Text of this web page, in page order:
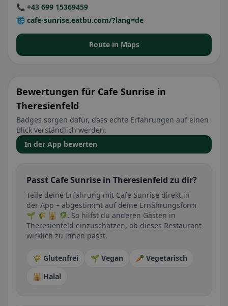
📞 +43 699 15369459
🌐 cafe-sunrise.eatbu.com/?lang=de
Route in Maps
Bewertungen für Cafe Sunrise in
Theresienfeld
Badges sorgen dafür, dass echte Erfahrungen auf einen
Blick verständlich werden.
In der App bewerten
Passt Cafe Sunrise in Theresienfeld zu dir?
Teile deine Erfahrung mit Cafe Sunrise direkt in
der App – abgestimmt auf deine Ernährungsform
🌱 🌾 🕌 🥬. So hilfst du anderen Gästen in
Theresienfeld einzuschätzen, ob dieses Restaurant
wirklich zu ihnen passt.
🌾 Glutenfrei 🌱 Vegan
🥕 Vegetarisch
🕌 Halal